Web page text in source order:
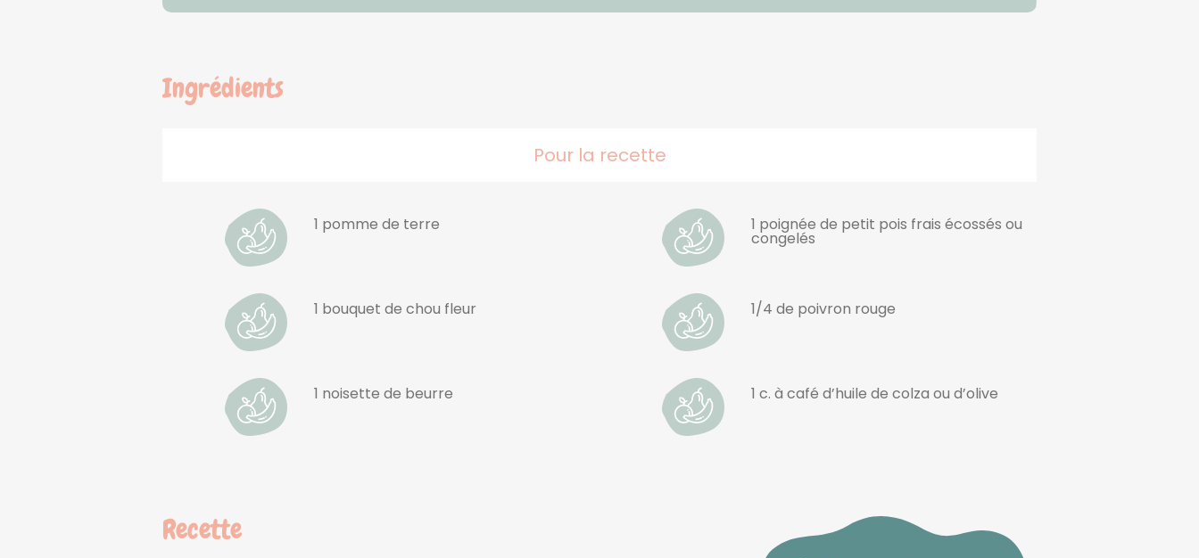
Ingrédients
Pour la recette
1 pomme de terre 1 poignée de petit pois frais écossés ou
congelés
1 bouquet de chou fleur 1/4 de poivron rouge
1 noisette de beurre 1 c. à café d’huile de colza ou d’olive
Recette